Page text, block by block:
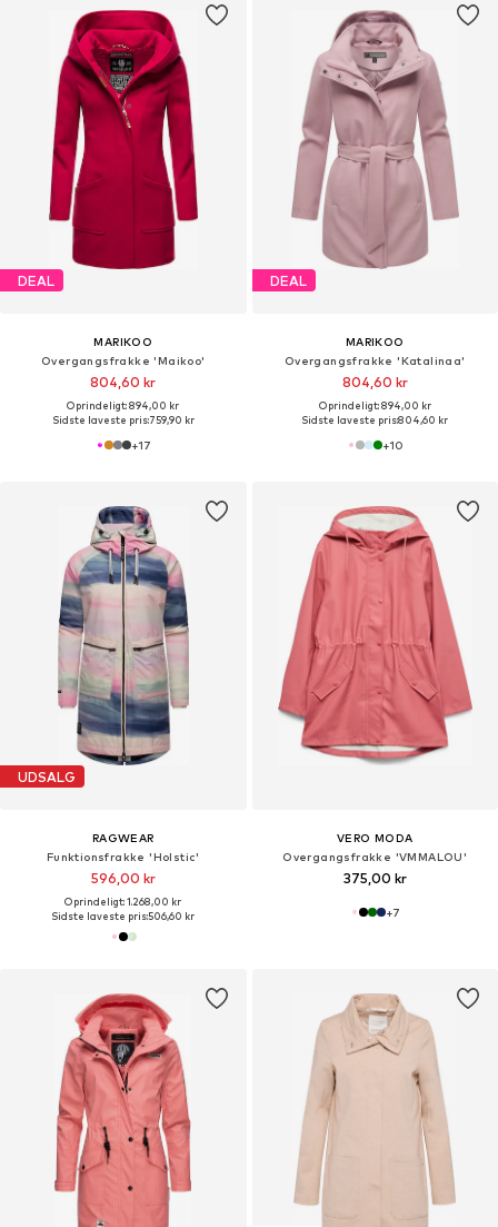
DEAL
MARIKOO
Overgangsfrakke 'Maikoo'
804,60 kr
Oprindeligt: 894,00 kr
Sidste laveste pris:759,90 kr
+17
DEAL
MARIKOO
Overgangsfrakke 'Katalinaa'
804,60 kr
Oprindeligt: 894,00 kr
Sidste laveste pris:804,60 kr
+10
UDSALG
RAGWEAR
Funktionsfrakke 'Holstic'
596,00 kr
Oprindeligt: 1.268,00 kr
Sidste laveste pris:506,60 kr
VERO MODA
Overgangsfrakke 'VMMALOU'
375,00 kr
+7